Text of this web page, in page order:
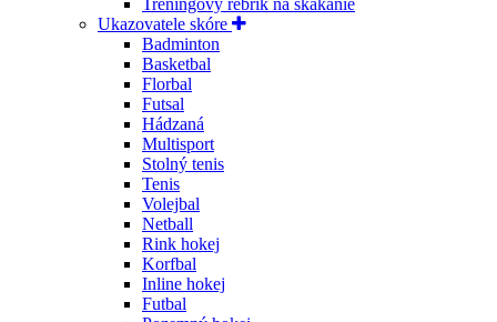
Tréningový rebrík na skákanie
Ukazovatele skóre
Badminton
Basketbal
Florbal
Futsal
Hádzaná
Multisport
Stolný tenis
Tenis
Volejbal
Netball
Rink hokej
Korfbal
Inline hokej
Futbal